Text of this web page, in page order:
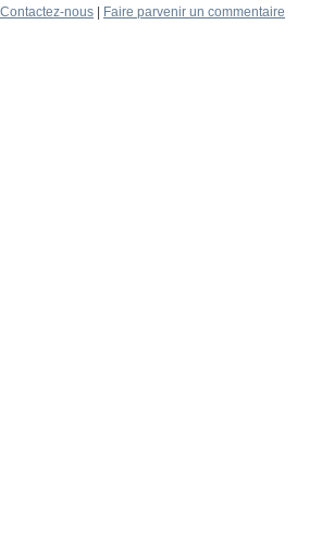
Contactez-nous
Faire parvenir un commentaire